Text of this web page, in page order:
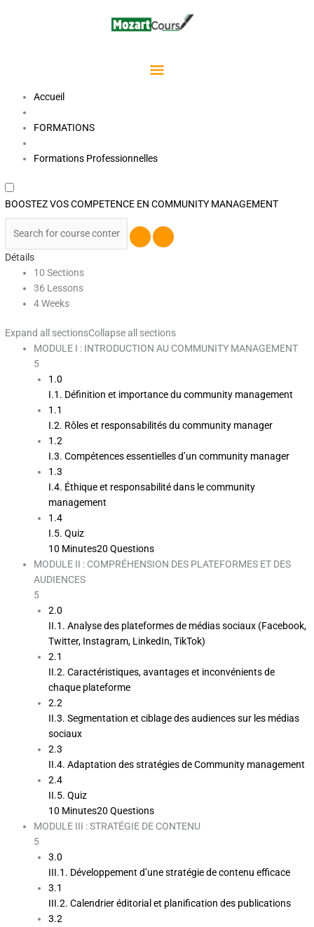
Menu
Accueil
FORMATIONS
Formations Professionnelles
BOOSTEZ VOS COMPETENCE EN COMMUNITY MANAGEMENT
Détails
10 Sections
36 Lessons
4 Weeks
Expand all sectionsCollapse all sections
MODULE I : INTRODUCTION AU COMMUNITY MANAGEMENT
5
1.0
I.1. Définition et importance du community management
1.1
I.2. Rôles et responsabilités du community manager
1.2
I.3. Compétences essentielles d’un community manager
1.3
I.4. Éthique et responsabilité dans le community
management
1.4
I.5. Quiz
10 Minutes20 Questions
MODULE II : COMPRÉHENSION DES PLATEFORMES ET DES
AUDIENCES
5
2.0
II.1. Analyse des plateformes de médias sociaux (Facebook,
Twitter, Instagram, LinkedIn, TikTok)
2.1
II.2. Caractéristiques, avantages et inconvénients de
chaque plateforme
2.2
II.3. Segmentation et ciblage des audiences sur les médias
sociaux
2.3
II.4. Adaptation des stratégies de Community management
2.4
II.5. Quiz
10 Minutes20 Questions
MODULE III : STRATÉGIE DE CONTENU
5
3.0
III.1. Développement d’une stratégie de contenu efficace
3.1
III.2. Calendrier éditorial et planification des publications
3.2